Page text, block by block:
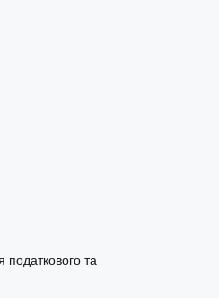
податкового та